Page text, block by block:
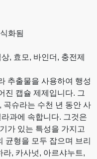
화됨
, 효모, 바인더, 충전제
추출물을 사용하여 행성
진 캡슐 제제입니다. 그
곡슈라는 수천 년 동안 사
과에 속합니다. 그것은
가 있는 특성을 가지고
균형을 모두 잡으며 브리
, 카사넛, 아르샤누트,